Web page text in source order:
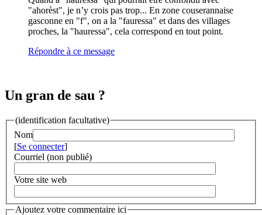
"ahorèst", je n’y crois pas trop... En zone couserannaise
gasconne en "f", on a la "fauressa" et dans des villages
proches, la "hauressa", cela correspond en tout point.
Répondre à ce message
Un gran de sau ?
(identification facultative)
Nom
[Se connecter]
Courriel (non publié)
Votre site web
Ajoutez votre commentaire ici